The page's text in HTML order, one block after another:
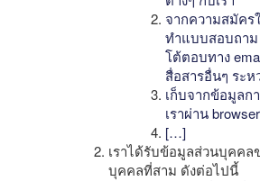
จากความสมัคร
ทำแบบสอบถาม
โต้ตอบทาง
สื่อสารอื่นๆ ระห
เก็บจากข้อมูลก
เราผ่าน
[…]
เราได้รับข้อมูลส่วนบุคคล
บุคคลที่สาม ดังต่อไปนี้